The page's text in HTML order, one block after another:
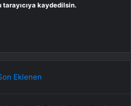
kaydedilsin.
Eklenen